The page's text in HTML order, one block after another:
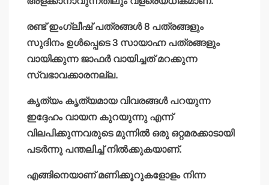
രണ്ട് ഇംഗ്ലീഷ് പത്രങ്ങള്‍ 8 പത്രങ്ങളും
സുദിനം ഉള്‍പ്പെടെ 3 സായാഹ്ന പത്രങ്ങളും
വായിക്കുന്ന ജാഫര്‍ വായിച്ചത് മറക്കുന്ന
സ്വഭാവക്കാരനല്ല.
കൃത്യം കൃത്യമായ വിവരങ്ങള്‍ പറയുന്ന
ഇദ്ദേഹം വായന കുറയുന്നു എന്ന്
വിലപിക്കുന്നവരുടെ മുന്നില്‍ ഒരു ഒറ്റമരക്കാടായി
പടര്‍ന്നു പന്തലിച്ച് നില്‍ക്കുകയാണ്.
എങ്ങിനെയാണ് മണിക്കൂറുകളോളം നിന്ന